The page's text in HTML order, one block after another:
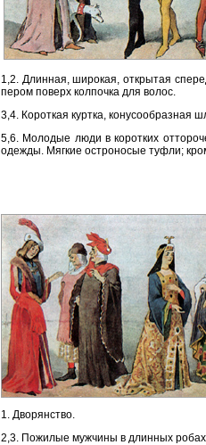
1,2. Длинная, широкая, открытая
пером поверх колпочка для волос.
3,4. Короткая куртка, конусообразная
5,6. Молодые люди в коротких
одежды. Мягкие остроносые туфли;
1. Дворянство.
2,3. Пожилые мужчины в длинных